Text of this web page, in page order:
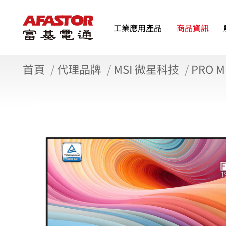
工業應用產品 商品資訊
首頁 代理品牌 MSI 微星科技 PRO